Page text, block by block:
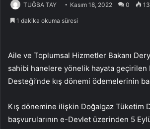
TUĞBA TAY Kasım 18, 2022 0 13
1 dakika okuma süresi
Aile ve Toplumsal Hizmetler Bakanı
sahibi hanelere yönelik hayata geçirilen
Desteği’nde kış dönemi ödemelerinin
Kış dönemine ilişkin Doğalgaz Tüketim
başvurularının e-Devlet üzerinden 5